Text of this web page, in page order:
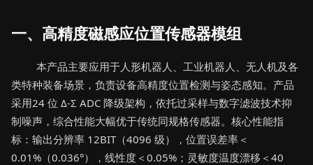
一、高精度磁感应位置传感器模组
本产品主要应用于人形机器人、工业机器人、无人机及各
类特种装备场景，负责设备高精度位置检测与姿态感知。产品
采用24 位 Δ-Σ ADC 降级架构，依托过采样与数字滤波技术抑
制噪声，综合性能大幅优于传统同规格传感器。核心性能指
标：输出分辨率 12BIT（4096 级），位置误差率＜
0.01%（0.036°），线性度＜0.05%；灵敏度温度漂移＜40